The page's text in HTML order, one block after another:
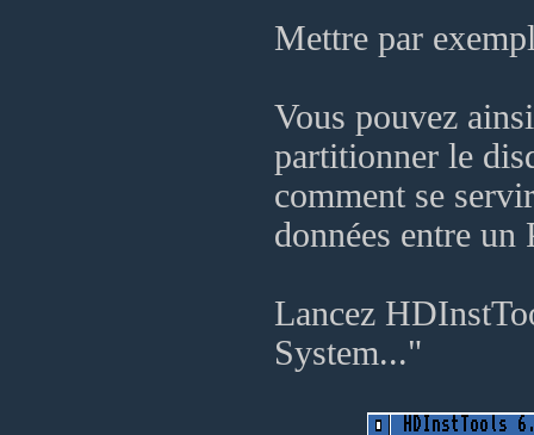
Mettre par
Vous pouvez
partitionner le
comment se
données entre
Lancez
System..."